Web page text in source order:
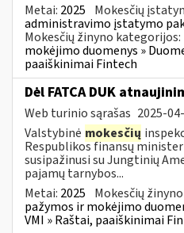
Metai: 2025 Mokesčių
administravimo įstatymo
Mokesčių žinyno kategorijos:
mokėjimo duomenys »
paaiškinimai Fintech
Dėl FATCA DUK
Web turinio sąrašas 2025-
Valstybinė mokesčių
Respublikos finansų
susipažinusi su Jungtinių
pajamų tarnybos...
Metai: 2025 Mokesčių
pažymos ir mokėjimo
VMI » Raštai, paaiškinimai